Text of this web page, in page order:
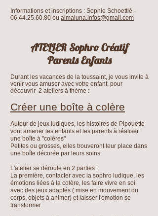
Informations et inscriptions : Sophie Schoettlé -
06.44.25.60.80 ou almaluna.infos@gmail.com
ATELIER Sophro Créatif
Parents Enfants
Durant les vacances de la toussaint, je vous invite à
venir vous amuser avec votre enfant, pour
découvrir 2 ateliers à thème :
Créer une boîte à colère
Autour de jeux ludiques, les histoires de Pipouette
vont amener les enfants et les parents à réaliser
une boîte à "colères"
Petites ou grosses, elles trouveront leur place dans
une boîte décorée par leurs soins.
L'atelier se déroule en 2 parties :
La première, contacter avec la sophro ludique, les
émotions liées à la colère, les faire vivre en soi
avec des jeux adaptés ( mise en mouvement du
corps, objets à animer) et laisser l'émotion se
transformer